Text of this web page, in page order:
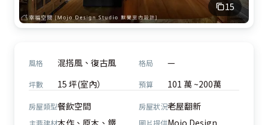
15
風格 混搭風、復古風 格局 —
坪數 15 坪(室內） 預算 101 萬 ~200萬
房屋類型餐飲空間 房屋狀況老屋翻新